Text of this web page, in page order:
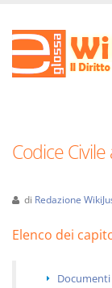
Codice
di Redazione
Elenco dei